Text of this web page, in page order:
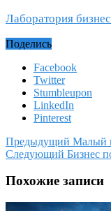
Лаборатория
Поделись
Facebook
Twitter
Stumbleupon
LinkedIn
Pinterest
Предыдущий Малый
Следующий Бизнес
Похожие записи